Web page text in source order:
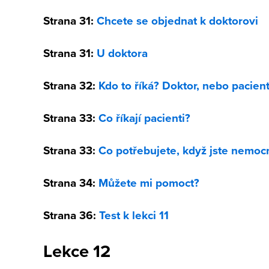
Strana 31: Chcete se objednat k doktorovi
Strana 31: U doktora
Strana 32: Kdo to říká? Doktor, nebo
Strana 33: Co říkají pacienti?
Strana 33: Co potřebujete, když jste
Strana 34: Můžete mi pomoct?
Strana 36: Test k lekci 11
Lekce 12